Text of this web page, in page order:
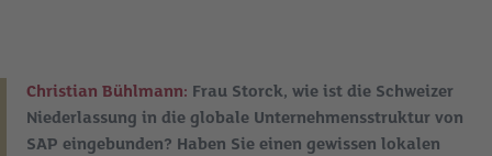
Christian Bühlmann: Frau Storck, wie ist die Schweizer
Niederlassung in die globale Unternehmensstruktur von
SAP eingebunden? Haben Sie einen gewissen lokalen